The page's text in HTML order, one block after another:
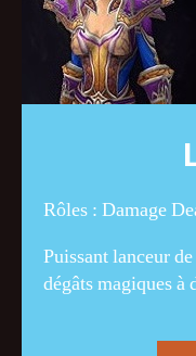
Rôles : Damage
Puissant lanceur
dégâts magiques à